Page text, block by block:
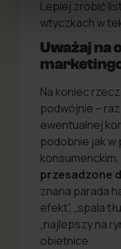
Lepiej zrobić
wtyczkach w
Uważaj na
Na koniec
podwójnie –
ewentualnej
podobnie jak w
konsumenckim,
przesadzone
znana parada
efekt”, „spala
„najlepszy na
obietnice.